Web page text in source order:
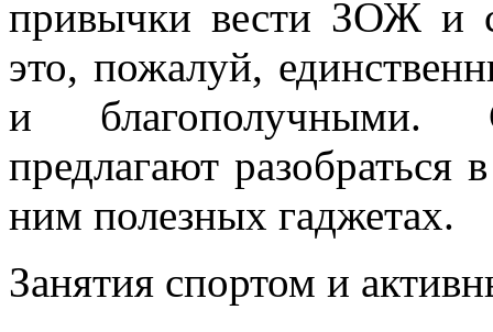
привычки вести ЗОЖ и
это, пожалуй,
и благополучными.
предлагают
ним полезных гаджетах.
Занятия спортом и